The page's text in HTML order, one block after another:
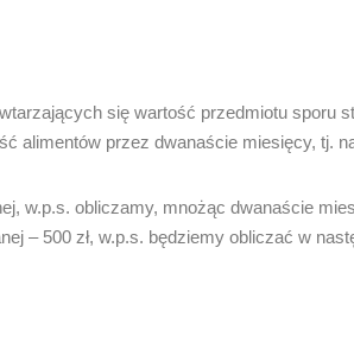
się wartość przedmiotu sporu
alimentów przez dwanaście miesięcy, tj.
w.p.s. obliczamy, mnożąc dwanaście
– 500 zł, w.p.s. będziemy obliczać w